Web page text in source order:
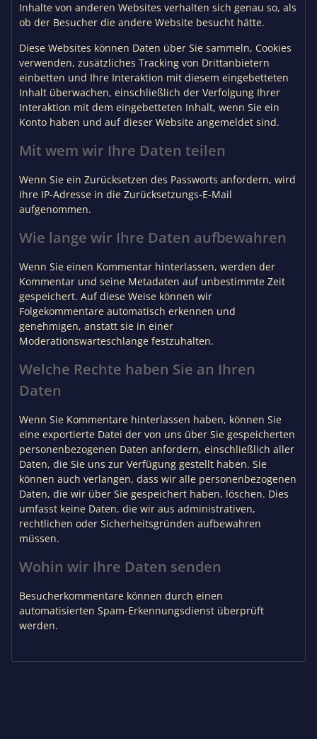
Inhalte von anderen Websites verhalten sich genau so, als
ob der Besucher die andere Website besucht hätte.
Diese Websites können Daten über Sie sammeln, Cookies
verwenden, zusätzliches Tracking von Drittanbietern
einbetten und Ihre Interaktion mit diesem eingebetteten
Inhalt überwachen, einschließlich der Verfolgung Ihrer
Interaktion mit dem eingebetteten Inhalt, wenn Sie ein
Konto haben und auf dieser Website angemeldet sind.
Mit wem wir Ihre Daten teilen
Wenn Sie ein Zurücksetzen des Passworts anfordern, wird
Ihre IP-Adresse in die Zurücksetzungs-E-Mail
aufgenommen.
Wie lange wir Ihre Daten aufbewahren
Wenn Sie einen Kommentar hinterlassen, werden der
Kommentar und seine Metadaten auf unbestimmte Zeit
gespeichert. Auf diese Weise können wir
Folgekommentare automatisch erkennen und
genehmigen, anstatt sie in einer
Moderationswarteschlange festzuhalten.
Welche Rechte haben Sie an Ihren
Daten
Wenn Sie Kommentare hinterlassen haben, können Sie
eine exportierte Datei der von uns über Sie gespeicherten
personenbezogenen Daten anfordern, einschließlich aller
Daten, die Sie uns zur Verfügung gestellt haben. Sie
können auch verlangen, dass wir alle personenbezogenen
Daten, die wir über Sie gespeichert haben, löschen. Dies
umfasst keine Daten, die wir aus administrativen,
rechtlichen oder Sicherheitsgründen aufbewahren
müssen.
Wohin wir Ihre Daten senden
Besucherkommentare können durch einen
automatisierten Spam-Erkennungsdienst überprüft
werden.